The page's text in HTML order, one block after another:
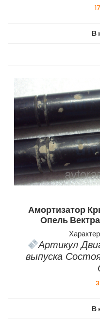
В
Амортизатор
Опель
Артикул
выпуска
В